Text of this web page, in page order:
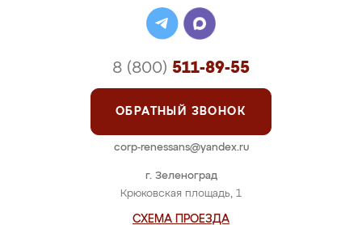
г. Зеленоград
Крюковская площадь, 1
СХЕМА ПРОЕЗДА
8 (800) 511-89-55
ОБРАТНЫЙ ЗВОНОК
corp-renessans@yandex.ru